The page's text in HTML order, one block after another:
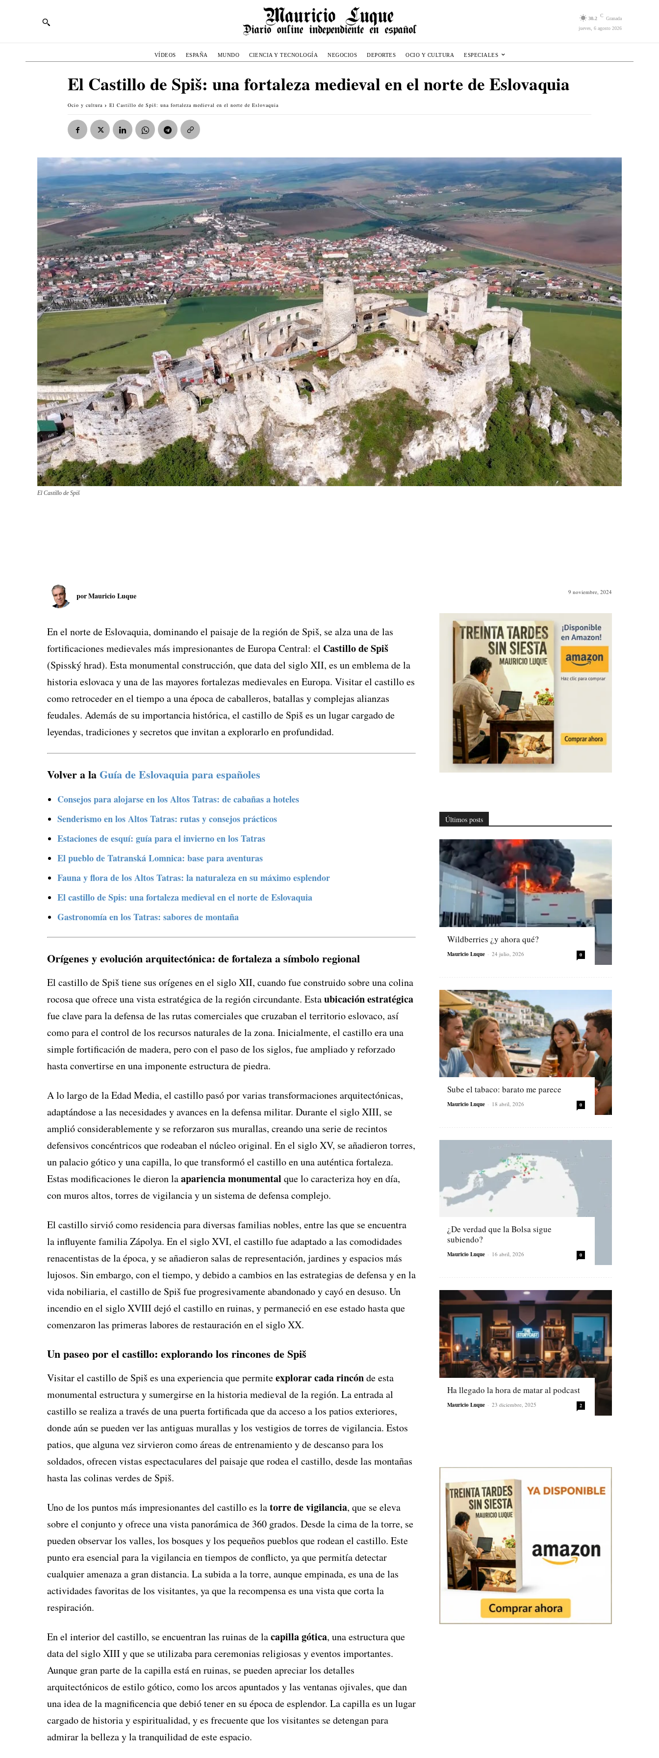
30.2
C
Granada
jueves, 6 agosto 2026
VÍDEOS ESPAÑA MUNDO CIENCIA Y TECNOLOGÍA NEGOCIOS DEPORTES OCIO Y CULTURA ESPECIALES
El Castillo de Spiš: una fortaleza medieval en el norte de Eslovaquia
Ocio y cultura El Castillo de Spiš: una fortaleza medieval en el norte de Eslovaquia
El Castillo de Spiš
porMauricio Luque 9 noviembre, 2024
En el norte de Eslovaquia, dominando el paisaje de la región de Spiš, se alza una de las
fortificaciones medievales más impresionantes de Europa Central: el Castillo de Spiš
(Spisský hrad). Esta monumental construcción, que data del siglo XII, es un emblema de la
historia eslovaca y una de las mayores fortalezas medievales en Europa. Visitar el castillo es
como retroceder en el tiempo a una época de caballeros, batallas y complejas alianzas
feudales. Además de su importancia histórica, el castillo de Spiš es un lugar cargado de
leyendas, tradiciones y secretos que invitan a explorarlo en profundidad.
Volver a laGuía de Eslovaquia para españoles
Consejos para alojarse en los Altos Tatras: de cabañas a hoteles
Senderismo en los Altos Tatras: rutas y consejos prácticos
Estaciones de esquí: guía para el invierno en los Tatras
El pueblo de Tatranská Lomnica: base para aventuras
Fauna y flora de los Altos Tatras: la naturaleza en su máximo esplendor
El castillo de Spis: una fortaleza medieval en el norte de Eslovaquia
Gastronomía en los Tatras: sabores de montaña
Orígenes y evolución arquitectónica: de fortaleza a símbolo regional
El castillo de Spiš tiene sus orígenes en el siglo XII, cuando fue construido sobre una colina
rocosa que ofrece una vista estratégica de la región circundante. Estaubicación estratégica
fue clave para la defensa de las rutas comerciales que cruzaban el territorio eslovaco, así
como para el control de los recursos naturales de la zona. Inicialmente, el castillo era una
simple fortificación de madera, pero con el paso de los siglos, fue ampliado y reforzado
hasta convertirse en una imponente estructura de piedra.
A lo largo de la Edad Media, el castillo pasó por varias transformaciones arquitectónicas,
adaptándose a las necesidades y avances en la defensa militar. Durante el siglo XIII, se
amplió considerablemente y se reforzaron sus murallas, creando una serie de recintos
defensivos concéntricos que rodeaban el núcleo original. En el siglo XV, se añadieron torres,
un palacio gótico y una capilla, lo que transformó el castillo en una auténtica fortaleza.
Estas modificaciones le dieron laapariencia monumental que lo caracteriza hoy en día,
con muros altos, torres de vigilancia y un sistema de defensa complejo.
El castillo sirvió como residencia para diversas familias nobles, entre las que se encuentra
la influyente familia Zápolya. En el siglo XVI, el castillo fue adaptado a las comodidades
renacentistas de la época, y se añadieron salas de representación, jardines y espacios más
lujosos. Sin embargo, con el tiempo, y debido a cambios en las estrategias de defensa y en la
vida nobiliaria, el castillo de Spiš fue progresivamente abandonado y cayó en desuso. Un
incendio en el siglo XVIII dejó el castillo en ruinas, y permaneció en ese estado hasta que
comenzaron las primeras labores de restauración en el siglo XX.
Un paseo por el castillo: explorando los rincones de Spiš
Visitar el castillo de Spiš es una experiencia que permiteexplorar cada rincónde esta
monumental estructura y sumergirse en la historia medieval de la región. La entrada al
castillo se realiza a través de una puerta fortificada que da acceso a los patios exteriores,
donde aún se pueden ver las antiguas murallas y los vestigios de torres de vigilancia. Estos
patios, que alguna vez sirvieron como áreas de entrenamiento y de descanso para los
soldados, ofrecen vistas espectaculares del paisaje que rodea el castillo, desde las montañas
hasta las colinas verdes de Spiš.
Uno de los puntos más impresionantes del castillo es latorre de vigilancia, que se eleva
sobre el conjunto y ofrece una vista panorámica de 360 grados. Desde la cima de la torre, se
pueden observar los valles, los bosques y los pequeños pueblos que rodean el castillo. Este
punto era esencial para la vigilancia en tiempos de conflicto, ya que permitía detectar
cualquier amenaza a gran distancia. La subida a la torre, aunque empinada, es una de las
actividades favoritas de los visitantes, ya que la recompensa es una vista que corta la
respiración.
En el interior del castillo, se encuentran las ruinas de lacapilla gótica, una estructura que
data del siglo XIII y que se utilizaba para ceremonias religiosas y eventos importantes.
Aunque gran parte de la capilla está en ruinas, se pueden apreciar los detalles
arquitectónicos de estilo gótico, como los arcos apuntados y las ventanas ojivales, que dan
una idea de la magnificencia que debió tener en su época de esplendor. La capilla es un lugar
cargado de historia y espiritualidad, y es frecuente que los visitantes se detengan para
admirar la belleza y la tranquilidad de este espacio.
Últimos posts
Wildberries ¿y ahora qué?
Mauricio Luque - 24 julio, 2026 0
Sube el tabaco: barato me parece
Mauricio Luque - 18 abril, 2026 0
¿De verdad que la Bolsa sigue
subiendo?
Mauricio Luque - 16 abril, 2026 0
Ha llegado la hora de matar al podcast
Mauricio Luque - 23 diciembre, 2025 2